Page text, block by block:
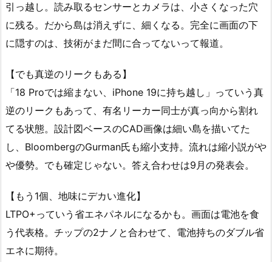
引っ越し。読み取るセンサーとカメラは、小さくなった穴
に残る。だから島は消えずに、細くなる。完全に画面の下
に隠すのは、技術がまだ間に合ってないって報道。
【でも真逆のリークもある】
「18 Proでは縮まない、iPhone 19に持ち越し」っていう真
逆のリークもあって、有名リーカー同士が真っ向から割れ
てる状態。設計図ベースのCAD画像は細い島を描いてた
し、BloombergのGurman氏も縮小支持。流れは縮小説がや
や優勢。でも確定じゃない。答え合わせは9月の発表会。
【もう1個、地味にデカい進化】
LTPO+っていう省エネパネルになるかも。画面は電池を食
う代表格。チップの2ナノと合わせて、電池持ちのダブル省
エネに期待。